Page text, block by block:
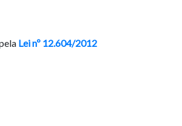
Lei nº 12.604/2012